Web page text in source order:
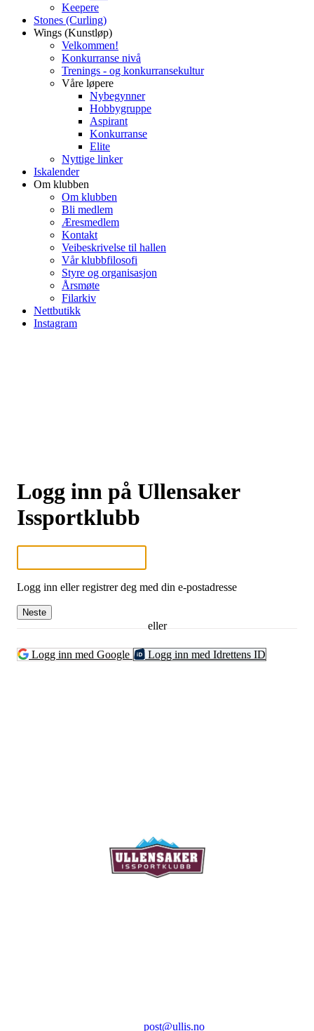
Keepere
Stones (Curling)
Wings (Kunstløp)
Velkommen!
Konkurranse nivå
Trenings - og konkurransekultur
Våre løpere
Nybegynner
Hobbygruppe
Aspirant
Konkurranse
Elite
Nyttige linker
Iskalender
Om klubben
Om klubben
Bli medlem
Æresmedlem
Kontakt
Veibeskrivelse til hallen
Vår klubbfilosofi
Styre og organisasjon
Årsmøte
Filarkiv
Nettbutikk
Instagram
Logg inn på Ullensaker
Issportklubb
Logg inn eller registrer deg med din e-postadresse
Neste
eller
Logg inn med Google Logg inn med Idrettens ID
post@ullis.no